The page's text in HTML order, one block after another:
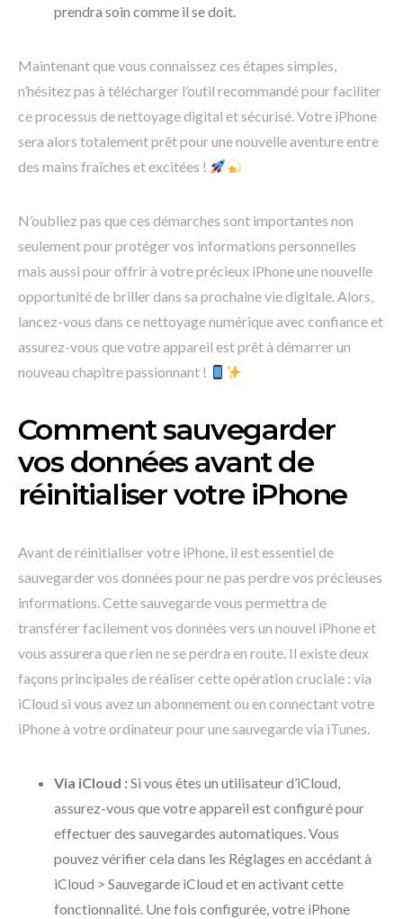
prendra soin comme il se doit.
Maintenant que vous connaissez ces étapes simples,
n’hésitez pas à télécharger l’outil recommandé pour faciliter
ce processus de nettoyage digital et sécurisé. Votre iPhone
sera alors totalement prêt pour une nouvelle aventure entre
des mains fraîches et excitées !
N’oubliez pas que ces démarches sont importantes non
seulement pour protéger vos informations personnelles
mais aussi pour offrir à votre précieux iPhone une nouvelle
opportunité de briller dans sa prochaine vie digitale. Alors,
lancez-vous dans ce nettoyage numérique avec confiance et
assurez-vous que votre appareil est prêt à démarrer un
nouveau chapitre passionnant !
Comment sauvegarder
vos données avant de
réinitialiser votre iPhone
Avant de réinitialiser votre iPhone, il est essentiel de
sauvegarder vos données pour ne pas perdre vos précieuses
informations. Cette sauvegarde vous permettra de
transférer facilement vos données vers un nouvel iPhone et
vous assurera que rien ne se perdra en route. Il existe deux
façons principales de réaliser cette opération cruciale : via
iCloud si vous avez un abonnement ou en connectant votre
iPhone à votre ordinateur pour une sauvegarde via iTunes.
Via iCloud :Si vous êtes un utilisateur d’iCloud,
assurez-vous que votre appareil est configuré pour
effectuer des sauvegardes automatiques. Vous
pouvez vérifier cela dans les Réglages en accédant à
iCloud > Sauvegarde iCloud et en activant cette
fonctionnalité. Une fois configurée, votre iPhone